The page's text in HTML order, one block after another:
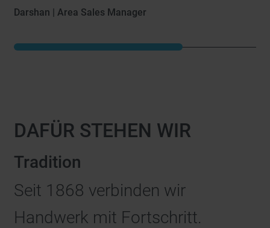
Darshan | Area Sales Manager
DAFÜR STEHEN WIR
Tradition
Seit 1868 verbinden wir
Handwerk mit Fortschritt.